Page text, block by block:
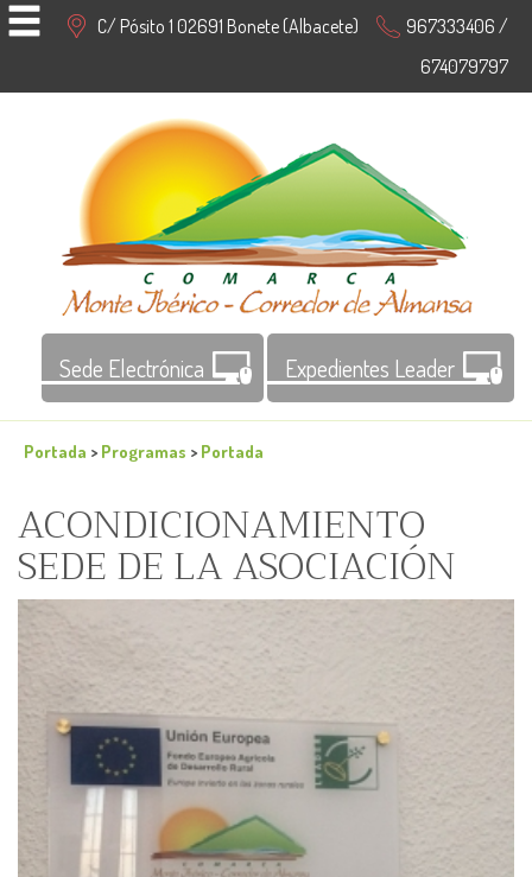
C/ Pósito 1 02691 Bonete (Albacete)
967333406 /
674079797
Sede Electrónica Expedientes Leader
Portada > Programas > Portada
ACONDICIONAMIENTO
SEDE DE LA ASOCIACIÓN